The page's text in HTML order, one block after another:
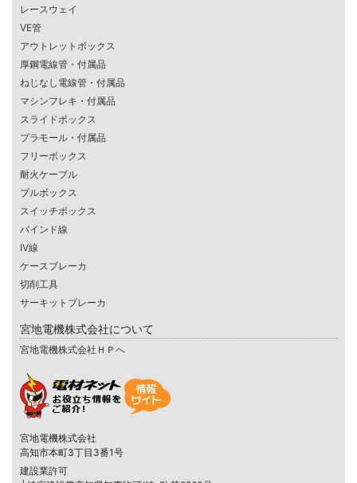
レースウェイ
VE管
アウトレットボックス
厚鋼電線管・付属品
ねじなし電線管・付属品
マシンフレキ・付属品
スライドボックス
プラモール・付属品
フリーボックス
耐火ケーブル
プルボックス
スイッチボックス
バインド線
IV線
ケースブレーカ
切削工具
サーキットブレーカ
宮地電機株式会社について
宮地電機株式会社ＨＰへ
宮地電機株式会社
高知市本町3丁目3番1号
建設業許可